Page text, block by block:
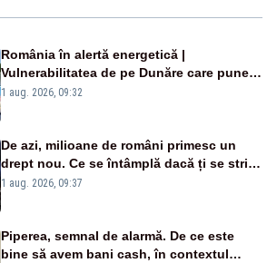
România în alertă energetică |
Vulnerabilitatea de pe Dunăre care pune
în pericol Centrala Cernavodă era
1 aug. 2026, 09:32
De azi, milioane de români primesc un
drept nou. Ce se întâmplă dacă ți se strică
un produs
1 aug. 2026, 09:37
Piperea, semnal de alarmă. De ce este
bine să avem bani cash, în contextul